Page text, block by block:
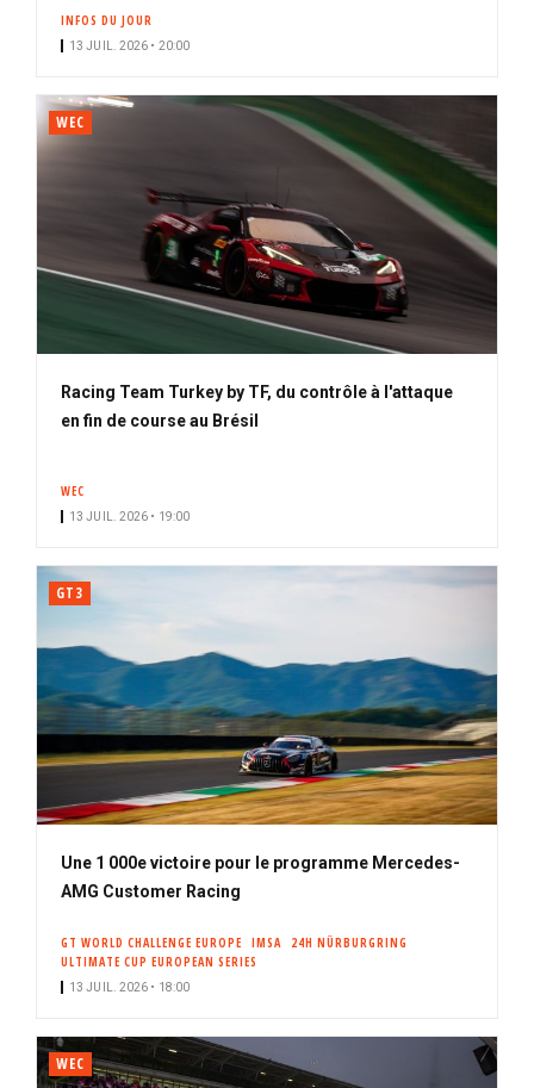
INFOS DU JOUR
13 JUIL. 2026 • 20:00
WEC
Racing Team Turkey by TF, du contrôle à l'attaque
en fin de course au Brésil
WEC
13 JUIL. 2026 • 19:00
GT3
Une 1 000e victoire pour le programme Mercedes-
AMG Customer Racing
GT WORLD CHALLENGE EUROPE IMSA
24H NÜRBURGRING
ULTIMATE CUP EUROPEAN SERIES
13 JUIL. 2026 • 18:00
WEC